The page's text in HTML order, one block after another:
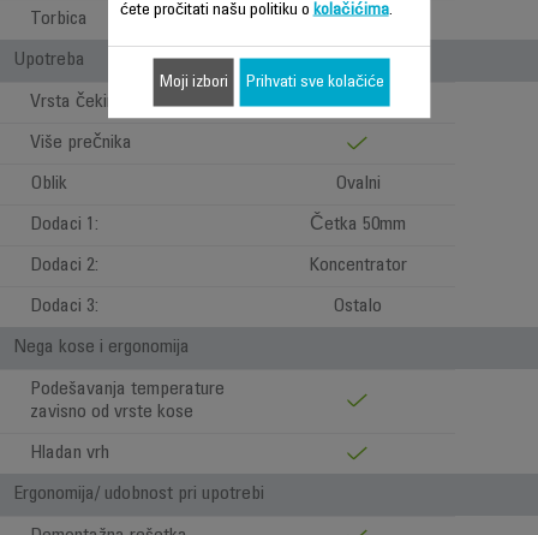
Torbica
Upotreba
Vrsta čekinja Prirodna
Više prečnika
Oblik Ovalni
Dodaci 1: Četka 50mm
Dodaci 2: Koncentrator
Dodaci 3: Ostalo
Nega kose i ergonomija
Podešavanja temperature
zavisno od vrste kose
Hladan vrh
Ergonomija/ udobnost pri upotrebi
ćete pročitati našu politiku o kolačićima.
Moji izbori Prihvati sve kolačiće